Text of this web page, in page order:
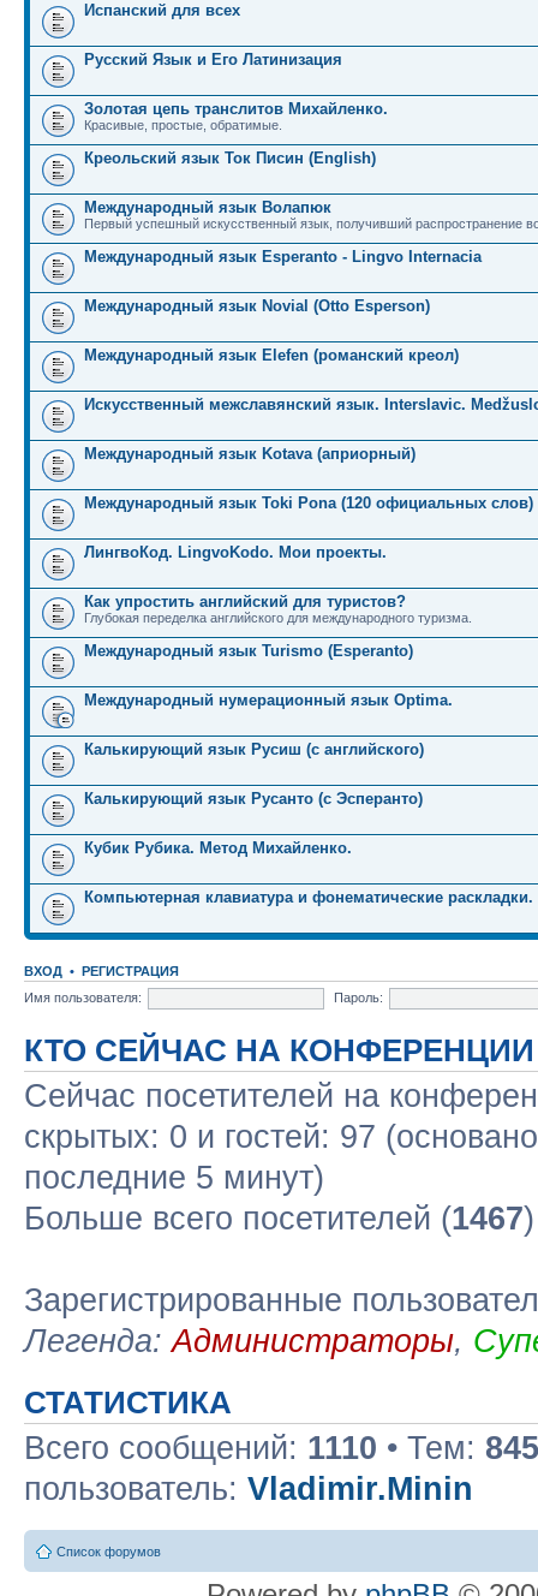
Испанский для всех
Русский Язык и Его Латинизация
Золотая цепь транслитов Михайленко.
Красивые, простые, обратимые.
Креольский язык Ток Писин (English)
Международный язык Волапюк
Первый успешный искусственный язык, получивший распространение
Международный язык Esperanto - Lingvo Internacia
Международный язык Novial (Otto Esperson)
Международный язык Elefen (романский креол)
Искусственный межславянский язык. Interslavic.
Международный язык Kotava (априорный)
Международный язык Toki Pona (120 официальных слов)
ЛингвоКод. LingvoKodo. Мои проекты.
Как упростить английский для туристов?
Глубокая переделка английского для международного туризма.
Международный язык Turismo (Esperanto)
Международный нумерационный язык Optima.
Калькирующий язык Русиш (с английского)
Калькирующий язык Русанто (с Эсперанто)
Кубик Рубика. Метод Михайленко.
Компьютерная клавиатура и фонематические раскладки.
ВХОД • РЕГИСТРАЦИЯ
Имя пользователя:
Пароль:
КТО СЕЙЧАС НА КОНФЕРЕНЦИИ
Сейчас посетителей на
скрытых: 0 и гостей: 97
последние 5 минут)
Больше всего посетителей (1467
Зарегистрированные
Легенда:Администраторы,
СТАТИСТИКА
Всего сообщений: 1110 • Тем: 845
пользователь: Vladimir.Minin
Список форумов